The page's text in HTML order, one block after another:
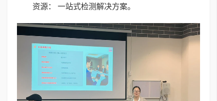
资源： 一站式检测解决方案。